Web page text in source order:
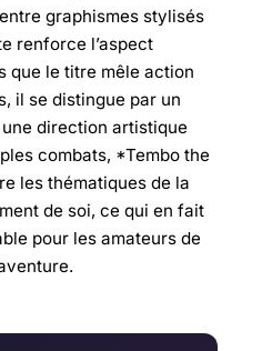
graphismes stylisés
renforce l’aspect
que le titre mêle action
il se distingue par un
direction artistique
combats, *Tembo the
les thématiques de la
de soi, ce qui en fait
pour les amateurs de